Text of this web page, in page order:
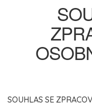
SOUHLAS SE